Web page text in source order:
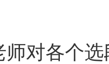
师对各个